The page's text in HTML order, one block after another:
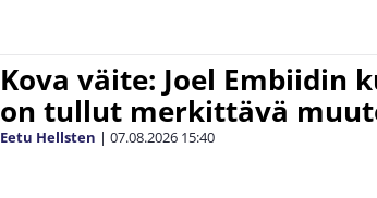
Kova väite: Joel Embiidin
on tullut merkittävä
Eetu Hellsten | 07.08.2026 15:40